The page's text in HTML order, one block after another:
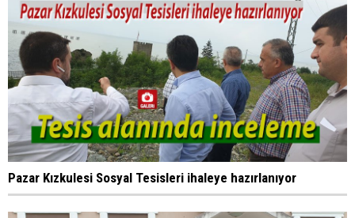
Pazar Kızkulesi Sosyal Tesisleri ihaleye hazırlanıyor